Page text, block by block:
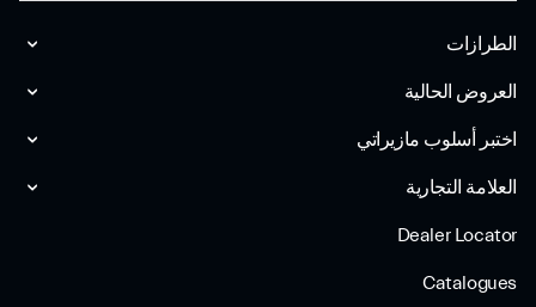
الطرازات
العروض الحالية
اختبر أسلوب مازیراتي
العلامة التجارية
Dealer Locator
Catalogues